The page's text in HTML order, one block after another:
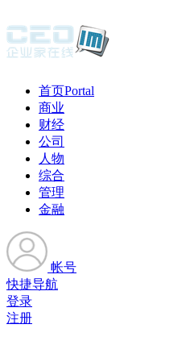
首页Portal
商业
财经
公司
人物
综合
管理
金融
帐号
快捷导航
登录
注册